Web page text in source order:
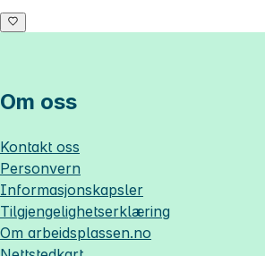
Om oss
Kontakt oss
Personvern
Informasjonskapsler
Tilgjengelighetserklæring
Om arbeidsplassen.no